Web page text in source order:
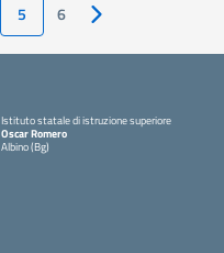
5 6 Pagina successiva
Istituto statale di istruzione superiore
Oscar Romero
Albino (Bg)